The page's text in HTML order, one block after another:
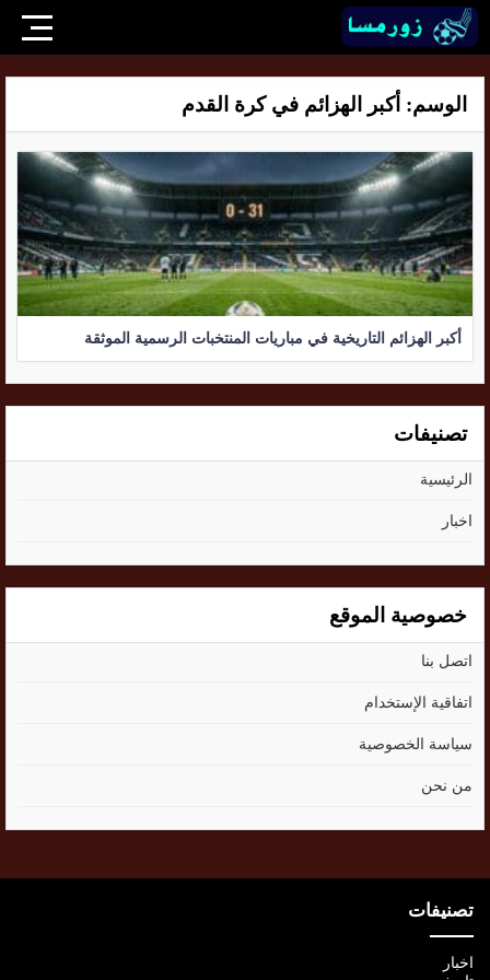
الوسم: أكبر الهزائم في كرة القدم
أكبر الهزائم التاريخية في مباريات المنتخبات الرسمية الموثقة
تصنيفات
الرئيسية
اخبار
خصوصية الموقع
اتصل بنا
اتفاقية الإستخدام
سياسة الخصوصية
من نحن
تصنيفات
اخبار